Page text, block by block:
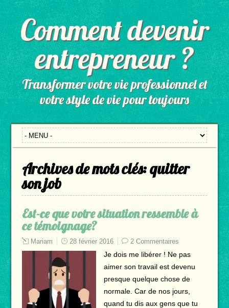
Comment devenir
entrepreneur ?
Transformer votre vie professionnel et
votre style de vie pour toujours
Archives de mots clés:quitter
son job
Est-ce que votre situation ressemble à
ce témoignage?
Mariam 28 février 2016 2 Commentaires
Je dois me libérer ! Ne pas
aimer son travail est devenu
presque quelque chose de
normale. Car de nos jours,
quand tu dis aux gens que tu